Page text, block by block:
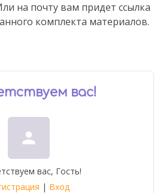
на почту вам придет ссылка
комплекта материалов.
вас!
person
вас, Гость!
| Вход